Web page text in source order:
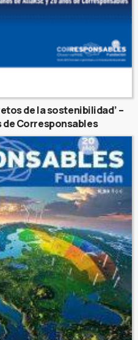
de la sostenibilidad’ –
de Corresponsables